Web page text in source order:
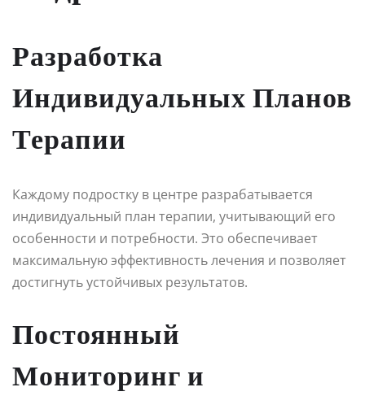
Разработка
Индивидуальных Планов
Терапии
Каждому подростку в центре разрабатывается
индивидуальный план терапии, учитывающий его
особенности и потребности. Это обеспечивает
максимальную эффективность лечения и позволяет
достигнуть устойчивых результатов.
Постоянный
Мониторинг и